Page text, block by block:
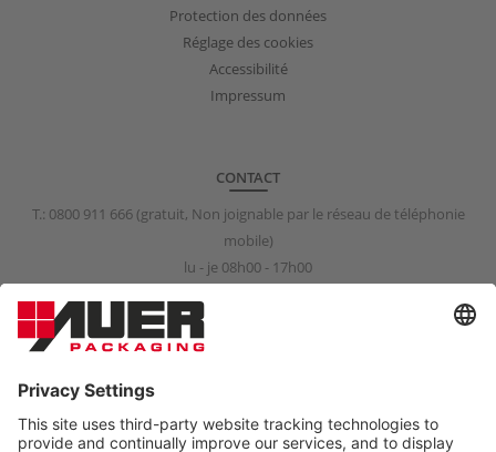
Protection des données
Réglage des cookies
Accessibilité
Impressum
CONTACT
T.: 0800 911 666(gratuit, Non joignable par le réseau de téléphonie
mobile)
lu - je 08h00 - 17h00
info@auer-packaging.fr